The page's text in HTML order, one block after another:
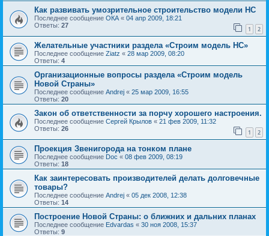
Как развивать умозрительное строительство модели НС
Последнее сообщение ОКА « 04 апр 2009, 18:21
Ответы: 27 1 2
Желательные участники раздела «Строим модель НС»
Последнее сообщение Ziatz « 28 мар 2009, 08:20
Ответы: 4
Организационные вопросы раздела «Строим модель
Новой Страны»
Последнее сообщение Andrej « 25 мар 2009, 16:55
Ответы: 20
Закон об ответственности за порчу хорошего настроения.
Последнее сообщение Сергей Крылов « 21 фев 2009, 11:32
Ответы: 26 1 2
Проекция Звенигорода на тонком плане
Последнее сообщение Doc « 08 фев 2009, 08:19
Ответы: 18
Как заинтересовать производителей делать долговечные
товары?
Последнее сообщение Andrej « 05 дек 2008, 12:38
Ответы: 14
Построение Новой Страны: о ближних и дальних планах
Последнее сообщение Edvardas « 30 ноя 2008, 15:37
Ответы: 9